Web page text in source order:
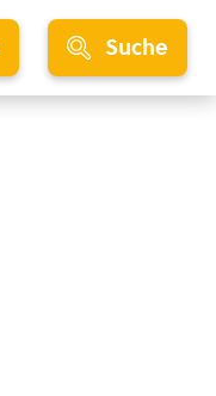
Suche